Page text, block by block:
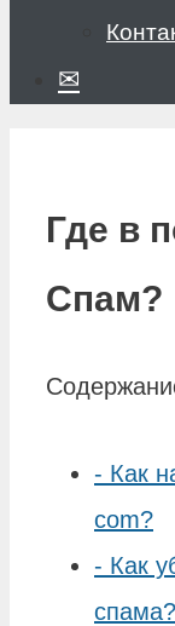
✉
Где в
Спам?
- Как
com?
- Как
спама?